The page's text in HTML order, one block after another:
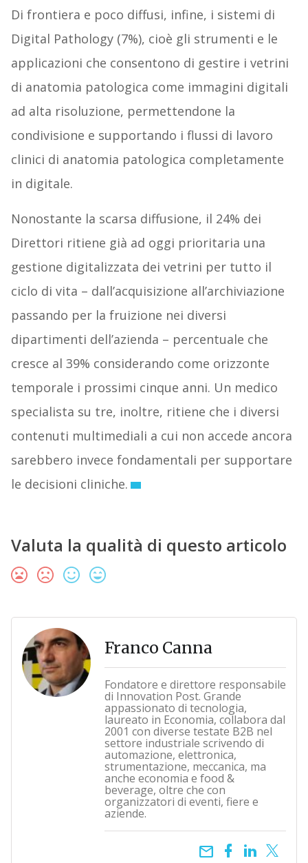
Di frontiera e poco diffusi, infine, i sistemi di
Digital Pathology (7%), cioè gli strumenti e le
applicazioni che consentono di gestire i vetrini
di anatomia patologica come immagini digitali
ad alta risoluzione, permettendone la
condivisione e supportando i flussi di lavoro
clinici di anatomia patologica completamente
in digitale.
Nonostante la scarsa diffusione, il 24% dei
Direttori ritiene già ad oggi prioritaria una
gestione digitalizzata dei vetrini per tutto il
ciclo di vita – dall’acquisizione all’archiviazione
passando per la fruizione nei diversi
dipartimenti dell’azienda – percentuale che
cresce al 39% considerando come orizzonte
temporale i prossimi cinque anni. Un medico
specialista su tre, inoltre, ritiene che i diversi
contenuti multimediali a cui non accede ancora
sarebbero invece fondamentali per supportare
le decisioni cliniche.
Valuta la qualità di questo articolo
Franco Canna
Fondatore e direttore responsabile
di Innovation Post. Grande
appassionato di tecnologia,
laureato in Economia, collabora dal
2001 con diverse testate B2B nel
settore industriale scrivendo di
automazione, elettronica,
strumentazione, meccanica, ma
anche economia e food &
beverage, oltre che con
organizzatori di eventi, fiere e
aziende.
email